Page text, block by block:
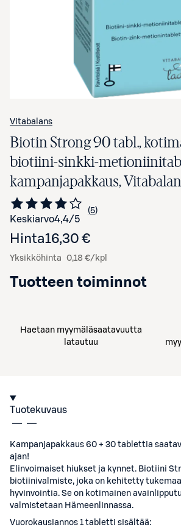
Vitabalans
Biotin Strong 90 tabl.,
biotiini-sinkki-
kampanjapakkaus,
Keskiarvo4,4/5 Siirry arvioihin
5
kappaletta
Hinta16,30 €
Yksikköhinta 0,18 €/kpl
Tuotteen toiminnot
Haetaan myymäläsaatavuutta
latautuu
Tuotekuvaus
Kampanjapakkaus 60 + 30 tablettia
ajan!
Elinvoimaiset hiukset ja kynnet. Biotiini
biotiinivalmiste, joka on kehitetty
hyvinvointia. Se on kotimainen
valmistetaan Hämeenlinnassa.
Vuorokausiannos 1 tabletti sisältää: